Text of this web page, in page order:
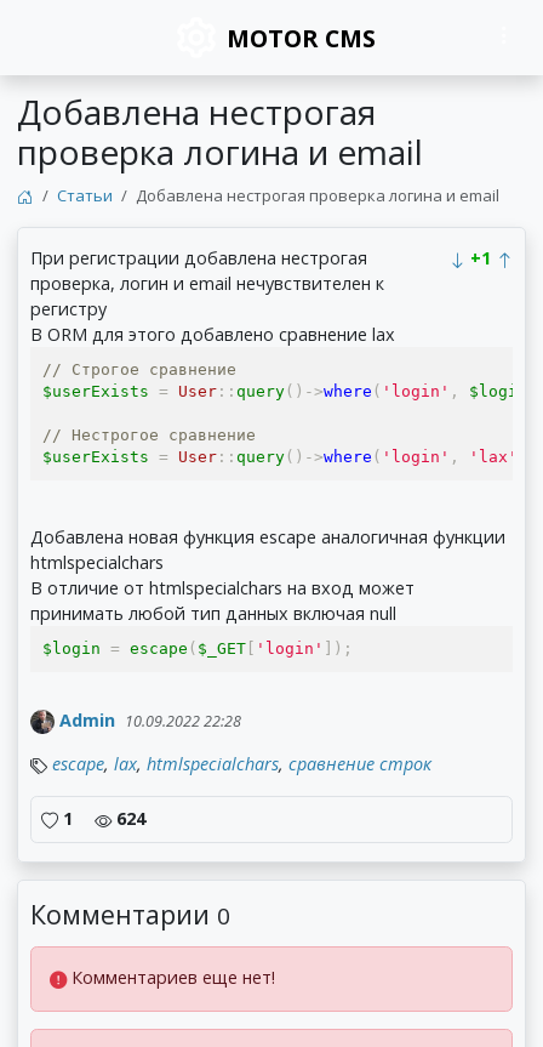
MOTOR CMS
Добавлена нестрогая
проверка логина и email
Статьи Добавлена нестрогая проверка логина и email
+1
При регистрации добавлена нестрогая
проверка, логин и email нечувствителен к
регистру
В ORM для этого добавлено сравнение lax
// Строгое сравнение
$userExists = User :: query ()->where ( 'login' , $login
// Нестрогое сравнение
$userExists = User :: query ()->where ( 'login' , 'lax'
Добавлена новая функция escape аналогичная функции
htmlspecialchars
В отличие от htmlspecialchars на вход может
принимать любой тип данных включая null
$login = escape ( $_GET 'login' ]);
Admin 10.09.2022 22:28
escape,lax,htmlspecialchars,сравнение строк
1 624
Комментарии 0
Комментариев еще нет!